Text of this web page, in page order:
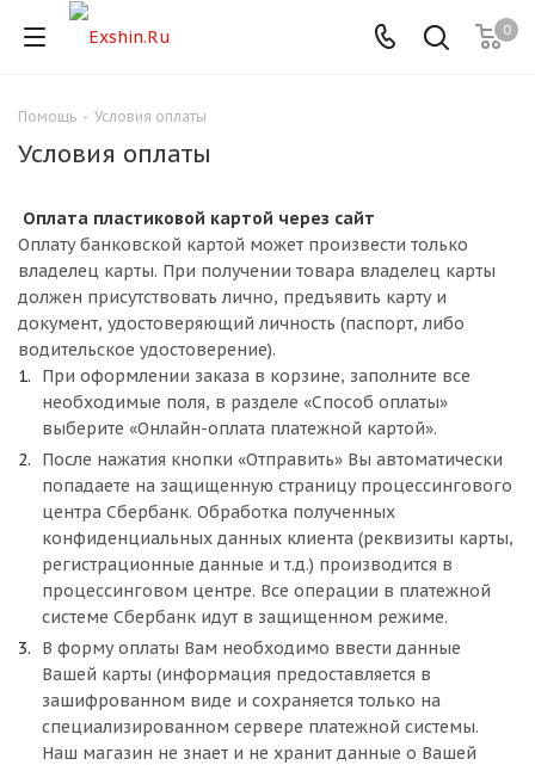
0
Помощь - Условия оплаты
Условия оплаты
Оплата пластиковой картой через сайт
Оплату банковской картой может произвести только
владелец карты. При получении товара владелец карты
должен присутствовать лично, предъявить карту и
документ, удостоверяющий личность (паспорт, либо
водительское удостоверение).
При оформлении заказа в корзине, заполните все
необходимые поля, в разделе «Способ оплаты»
выберите «Онлайн-оплата платежной картой».
После нажатия кнопки «Отправить» Вы автоматически
попадаете на защищенную страницу процессингового
центра Сбербанк. Обработка полученных
конфиденциальных данных клиента (реквизиты карты,
регистрационные данные и т.д.) производится в
процессинговом центре. Все операции в платежной
системе Сбербанк идут в защищенном режиме.
В форму оплаты Вам необходимо ввести данные
Вашей карты (информация предоставляется в
зашифрованном виде и сохраняется только на
специализированном сервере платежной системы.
Наш магазин не знает и не хранит данные о Вашей
Для клиентов всех банков
оплатуна части
без переплат
График платежей
Сегодня
25%
Добавляйте товары
в корзину
Оплачивайте сегодня только
25% картой любого банка